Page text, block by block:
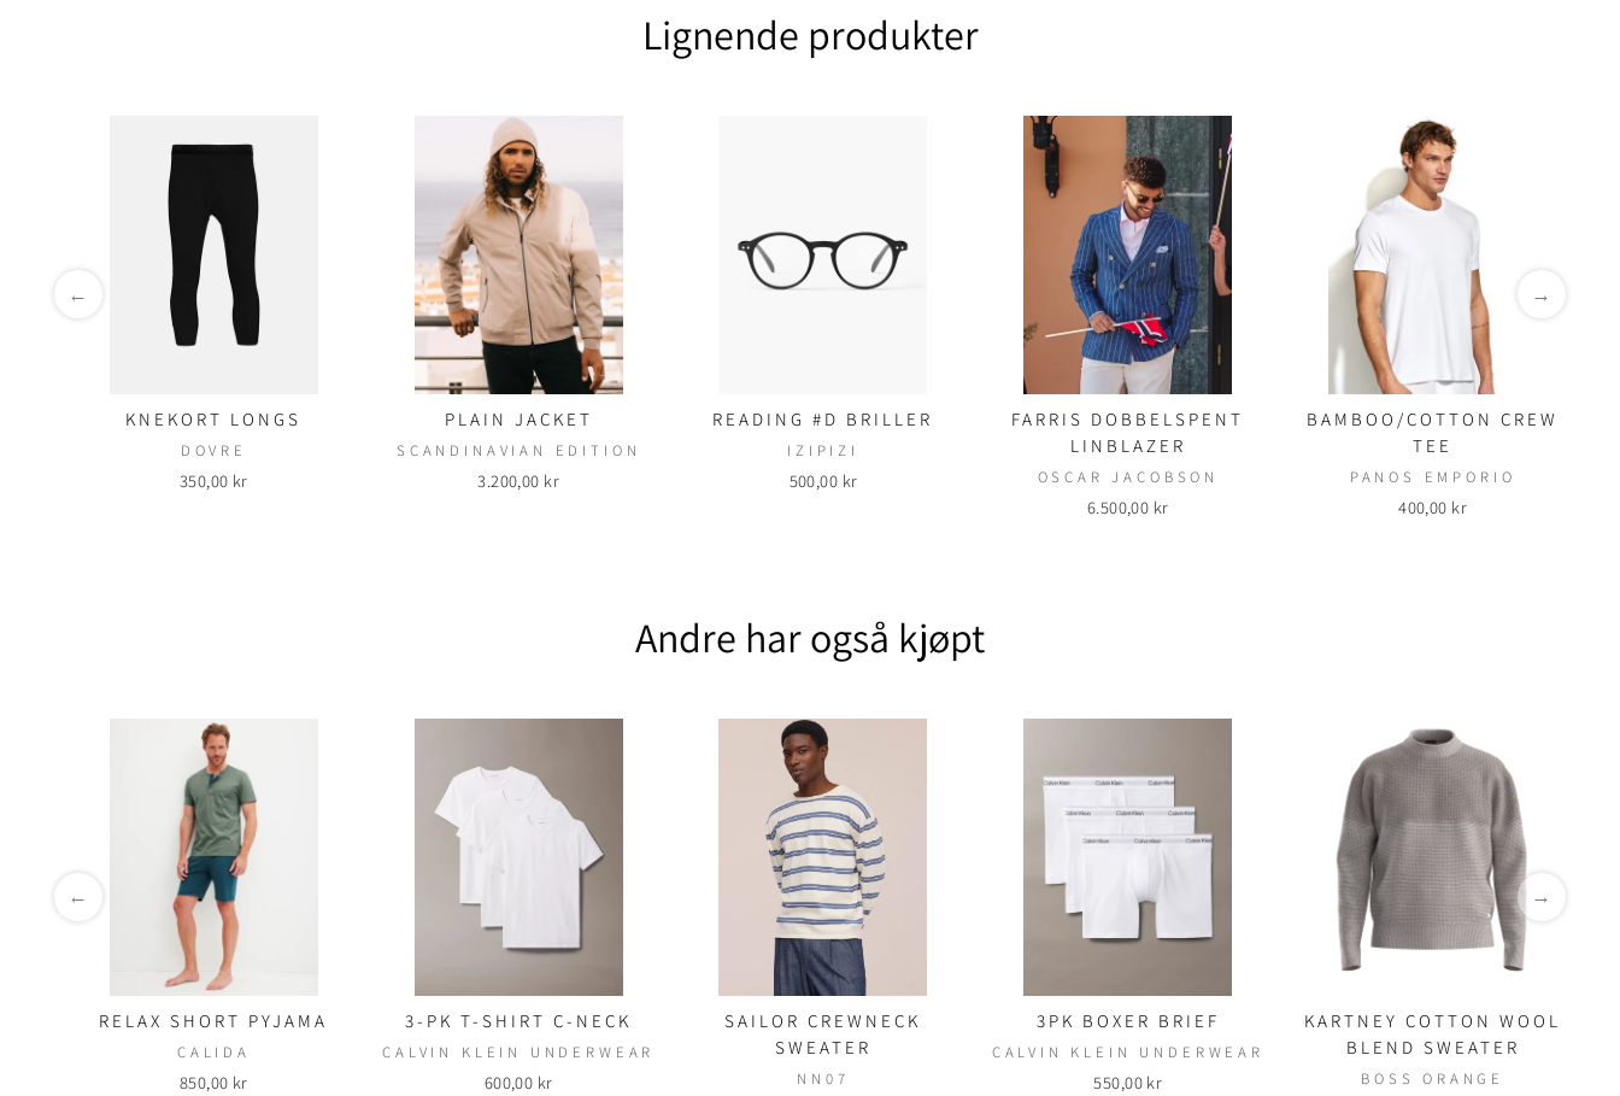
Lignende produkter
KNEKORT LONGS
DOVRE
350,00 kr
PLAIN JACKET
SCANDINAVIAN EDITION
3.200,00 kr
READING #D BRILLER
IZIPIZI
500,00 kr
FARRIS DOBBELSPENT
LINBLAZER
OSCAR JACOBSON
6.500,00 kr
BAMBOO/COTTON CREW
TEE
PANOS EMPORIO
400,00 kr
← →
Andre har også kjøpt
RELAX SHORT PYJAMA
CALIDA
850,00 kr
3-PK T-SHIRT C-NECK
CALVIN KLEIN UNDERWEAR
600,00 kr
SAILOR CREWNECK
SWEATER
NN07
3PK BOXER BRIEF
CALVIN KLEIN UNDERWEAR
550,00 kr
KARTNEY COTTON WOOL
BLEND SWEATER
BOSS ORANGE
← →